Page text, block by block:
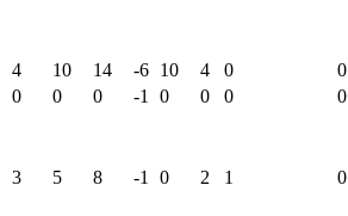
4 10 14 -6 10 4 0 0
0 0 0 -1 0 0 0 0
3 5 8 -1 0 2 1 0